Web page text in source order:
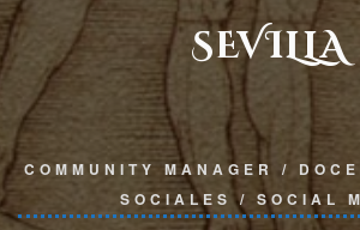
SEVILLA
COMMUNITY MANAGER /
SOCIALES / SOCIAL